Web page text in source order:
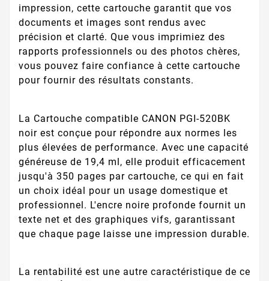
impression, cette cartouche garantit que vos
documents et images sont rendus avec
précision et clarté. Que vous imprimiez des
rapports professionnels ou des photos chères,
vous pouvez faire confiance à cette cartouche
pour fournir des résultats constants.
La Cartouche compatible CANON PGI-520BK
noir est conçue pour répondre aux normes les
plus élevées de performance. Avec une capacité
généreuse de 19,4 ml, elle produit efficacement
jusqu'à 350 pages par cartouche, ce qui en fait
un choix idéal pour un usage domestique et
professionnel. L'encre noire profonde fournit un
texte net et des graphiques vifs, garantissant
que chaque page laisse une impression durable.
La rentabilité est une autre caractéristique de ce